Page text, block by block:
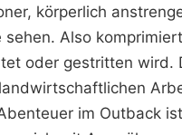
körperlich
sehen. Also
oder gestritten wird.
im Outback